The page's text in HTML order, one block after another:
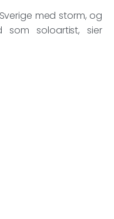
med storm, og
soloartist, sier